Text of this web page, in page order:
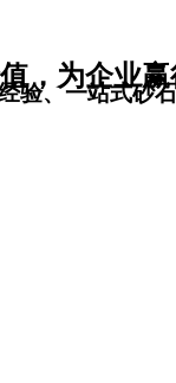
，为企业
验、一站式砂